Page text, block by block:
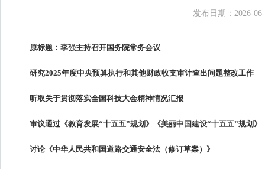
发布日期：2026-
原标题：李强主持召开国务院常务会议
研究2025年度中央预算执行和其他财政收支审计查出问题整改工作
听取关于贯彻落实全国科技大会精神情况汇报
审议通过《教育发展“十五五”规划》《美丽中国建设“十五五”规划》
讨论《中华人民共和国道路交通安全法（修订草案）》